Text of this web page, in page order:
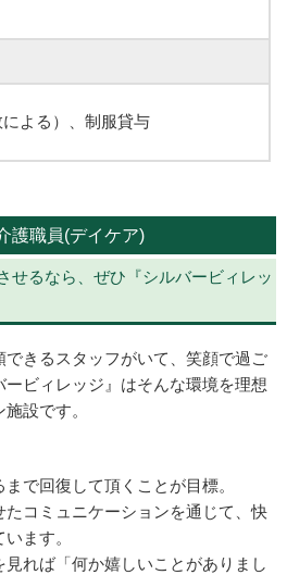
よる）、制服貸与
護職員(デイケア)
せるなら、ぜひ『シルバービィレッ
きるスタッフがいて、笑顔で過ご
ビィレッジ』はそんな環境を理想
設です。
で回復して頂くことが目標。
コミュニケーションを通じて、快
ます。
れば「何か嬉しいことがありまし